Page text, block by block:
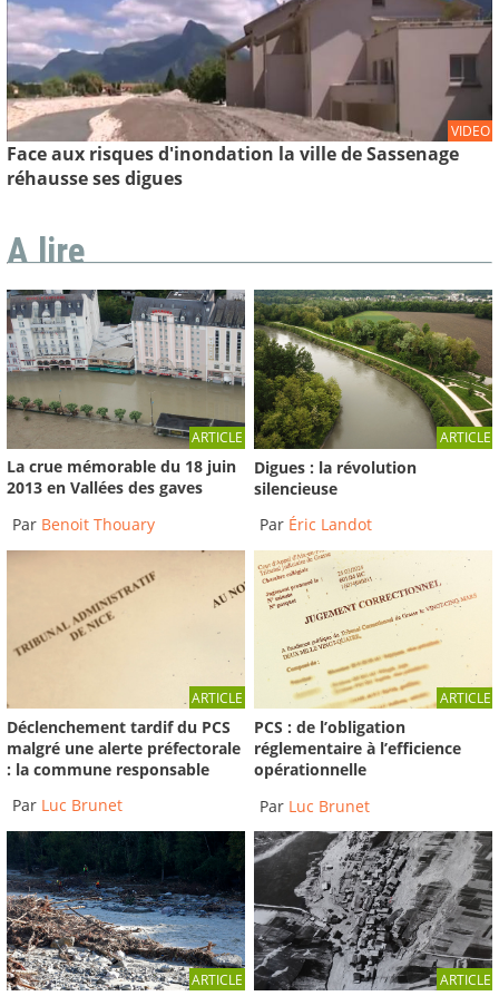
VIDEO
Face aux risques d'inondation la ville de Sassenage
réhausse ses digues
A lire
ARTICLE
La crue mémorable du 18 juin
2013 en Vallées des gaves
Par Benoit Thouary
ARTICLE
Digues : la révolution
silencieuse
Par Éric Landot
ARTICLE
Déclenchement tardif du PCS
malgré une alerte préfectorale
: la commune responsable
Par Luc Brunet
ARTICLE
PCS : de l’obligation
réglementaire à l’efficience
opérationnelle
Par Luc Brunet
ARTICLE ARTICLE